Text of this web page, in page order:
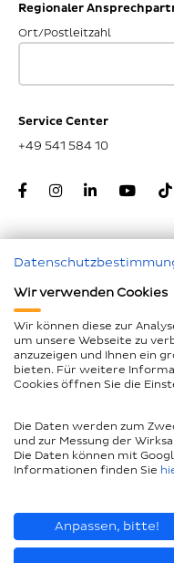
Regionaler
Ort/Postleitzahl
Service Center
+49 541 584 10
Nachunternehmer
Impressum
Geschlechtergerechte
Barrierefreiheitserklärung
Compliance
Seitenübersicht
Wir verwenden Cookies
Wir können diese zur
um unsere Webseite zu
anzuzeigen und Ihnen ein
bieten. Für weitere
Cookies öffnen Sie die
Die Daten werden zum
und zur Messung der
Die Daten können mit
Informationen finden Sie
Anpassen, bitte!